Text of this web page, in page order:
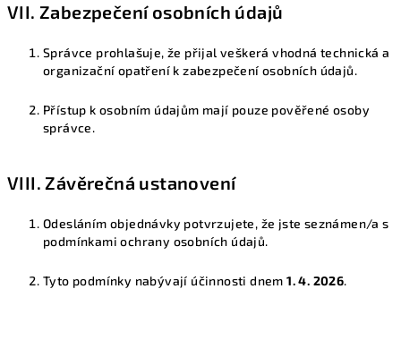
VII. Zabezpečení osobních údajů
Správce prohlašuje, že přijal veškerá vhodná technická a
organizační opatření k zabezpečení osobních údajů.
Přístup k osobním údajům mají pouze pověřené osoby
správce.
VIII. Závěrečná ustanovení
Odesláním objednávky potvrzujete, že jste seznámen/a s
podmínkami ochrany osobních údajů.
Tyto podmínky nabývají účinnosti dnem1. 4. 2026.